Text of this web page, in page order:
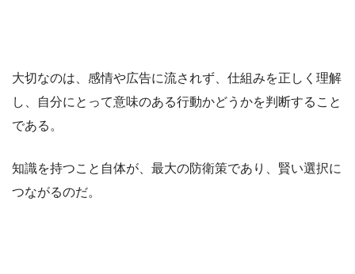
大切なのは、感情や広告に流されず、仕組みを正しく理解
し、自分にとって意味のある行動かどうかを判断すること
である。
知識を持つこと自体が、最大の防衛策であり、賢い選択に
つながるのだ。